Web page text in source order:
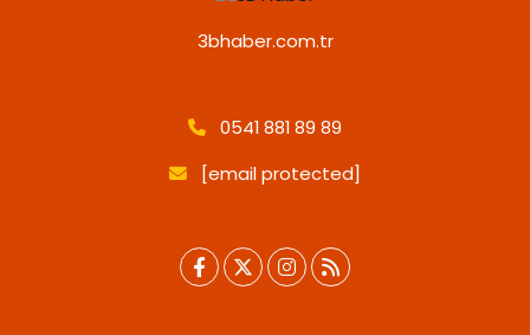
3bhaber.com.tr
0541 881 89 89
[email protected]